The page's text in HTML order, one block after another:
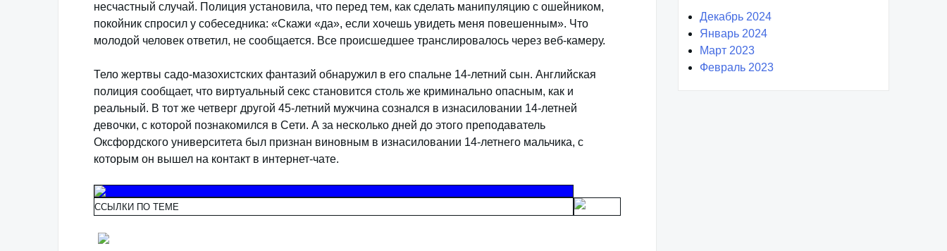
несчастный случай. Полиция установила, что перед тем, как сделать манипуляцию с ошейником,
покойник спросил у собеседника: «Скажи «да», если хочешь увидеть меня повешенным». Что
молодой человек ответил, не сообщается. Все происшедшее транслировалось через веб-камеру.
Тело жертвы садо-мазохистских фантазий обнаружил в его спальне 14-летний сын. Английская
полиция сообщает, что виртуальный секс становится столь же криминально опасным, как и
реальный. В тот же четверг другой 45-летний мужчина сознался в изнасиловании 14-летней
девочки, с которой познакомился в Сети. А за несколько дней до этого преподаватель
Оксфордского университета был признан виновным в изнасиловании 14-летнего мальчика, с
которым он вышел на контакт в интернет-чате.
ССЫЛКИ ПО ТЕМЕ
Декабрь 2024
Январь 2024
Март 2023
Февраль 2023